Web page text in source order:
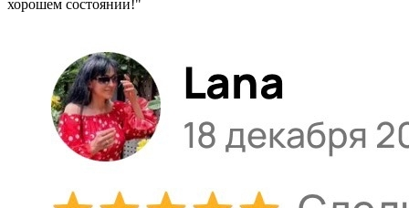
хорошем состоянии!"